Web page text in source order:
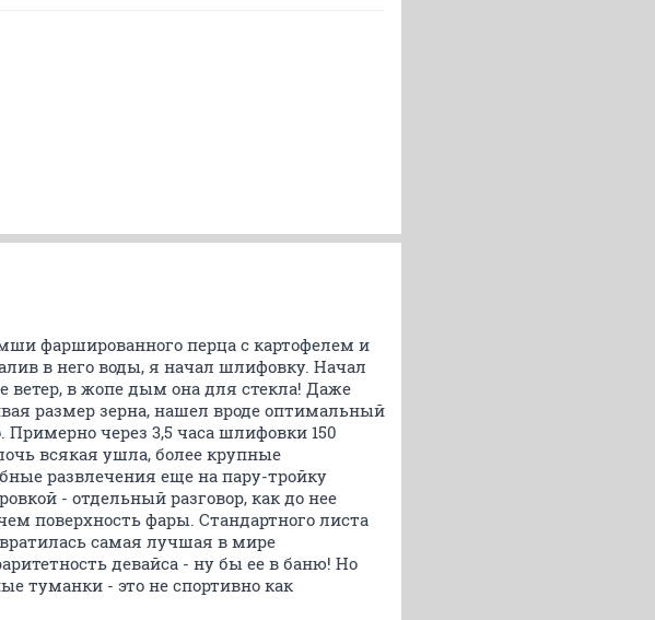
фаршированного перца с картофелем и
в него воды, я начал шлифовку. Начал
ветер, в жопе дым она для стекла! Даже
размер зерна, нашел вроде оптимальный
через 3,5 часа шлифовки 150
всякая ушла, более крупные
развлечения еще на пару-тройку
- отдельный разговор, как до нее
поверхность фары. Стандартного листа
самая лучшая в мире
девайса - ну бы ее в баню! Но
туманки - это не спортивно как